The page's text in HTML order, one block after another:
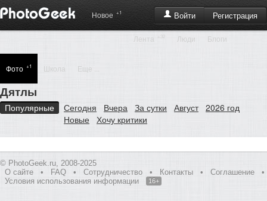
Войти Регистрация
Новое +1
Лента Люди Блоги
Фото +1 Школа Еще ...
Дятлы
Популярные Сегодня Вчера За сутки Август 2026 год
Новые Хочу критики
© PhotoGeek.ru, 2008-2025
О сайте
• FAQ • Сотрудничество • Контакты • Соглашение
•
Условия использования информации
16+